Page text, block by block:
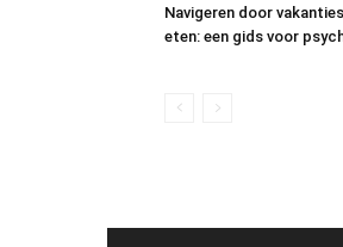
Navigeren door
eten: een gids voor